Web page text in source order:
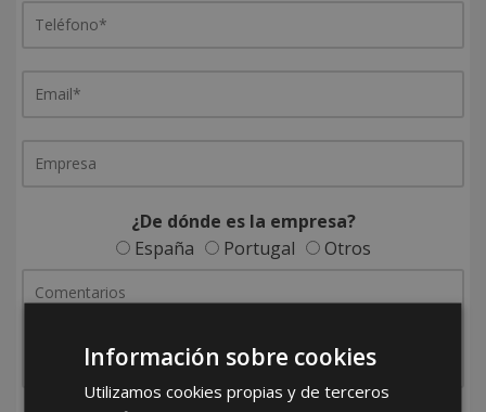
¿De dónde es la empresa?
España
Portugal Otros
Información sobre cookies
Utilizamos cookies propias y de terceros